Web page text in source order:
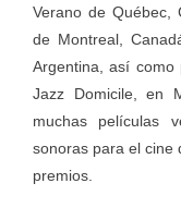
Verano de Québec,
de Montreal,
Argentina, así como
Jazz Domicile, en
muchas películas
sonoras para el cine
premios.